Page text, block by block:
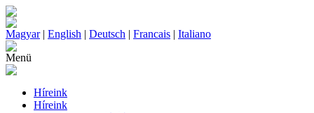
Magyar| English | Deutsch | Francais | Italiano
Menü
Híreink
Híreink